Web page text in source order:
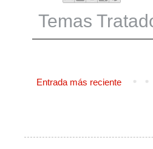
Temas
Entrada más reciente